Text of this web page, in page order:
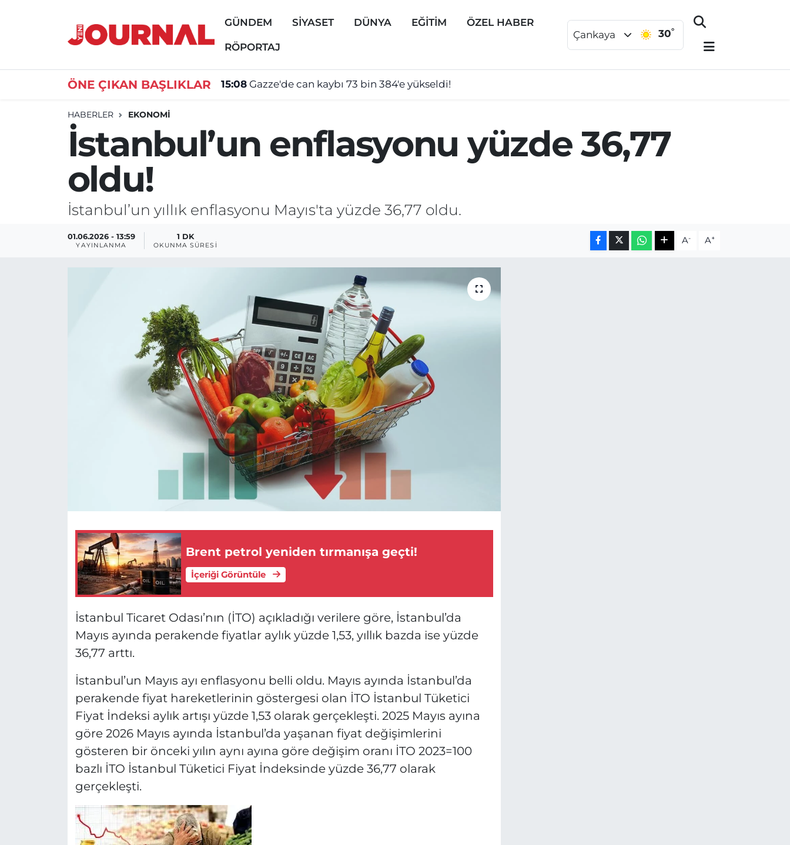
GÜNDEM SİYASET DÜNYA EĞİTİM ÖZEL HABER
RÖPORTAJ
Çankaya 30°
ÖNE ÇIKAN BAŞLIKLAR 15:08 Gazze'de can kaybı 73 bin 384'e yükseldi!
HABERLER EKONOMİ
İstanbul’un enflasyonu yüzde 36,77
oldu!
İstanbul’un yıllık enflasyonu Mayıs'ta yüzde 36,77 oldu.
01.06.2026 - 13:59
YAYINLANMA
1 DK
OKUNMA SÜRESI A- A+
Brent petrol yeniden tırmanışa geçti!
İçeriği Görüntüle
İstanbul Ticaret Odası’nın (İTO) açıkladığı verilere göre, İstanbul’da
Mayıs ayında perakende fiyatlar aylık yüzde 1,53, yıllık bazda ise yüzde
36,77 arttı.
İstanbul’un Mayıs ayı enflasyonu belli oldu. Mayıs ayında İstanbul’da
perakende fiyat hareketlerinin göstergesi olan İTO İstanbul Tüketici
Fiyat İndeksi aylık artışı yüzde 1,53 olarak gerçekleşti. 2025 Mayıs ayına
göre 2026 Mayıs ayında İstanbul’da yaşanan fiyat değişimlerini
gösteren bir önceki yılın aynı ayına göre değişim oranı İTO 2023=100
bazlı İTO İstanbul Tüketici Fiyat İndeksinde yüzde 36,77 olarak
gerçekleşti.
GÜNDEM
DÜNYA
ÖZEL HABER
Nöbetçi Eczaneler
Süper Lig Puan Durumu ve Fikstür
Tüm Manşetler
Son Dakika Haberleri